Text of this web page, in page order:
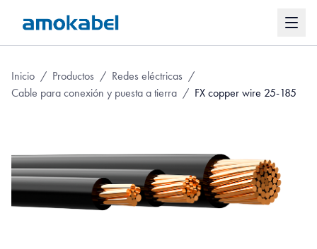
Inicio / Productos / Redes eléctricas /
Cable para conexión y puesta a tierra / FX copper wire 25-185